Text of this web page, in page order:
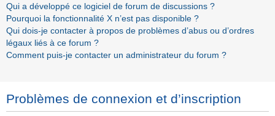
Qui a développé ce logiciel de forum de discussions ?
Pourquoi la fonctionnalité X n’est pas disponible ?
Qui dois-je contacter à propos de problèmes d’abus ou d’ordres
légaux liés à ce forum ?
Comment puis-je contacter un administrateur du forum ?
Problèmes de connexion et d’inscription